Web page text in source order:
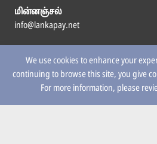
We use cookies to enhance your
continuing to browse this site, you give
For more information, please
மின்னஞ்சல்
info@lankapay.net
எம்மைப் பின்தொடர